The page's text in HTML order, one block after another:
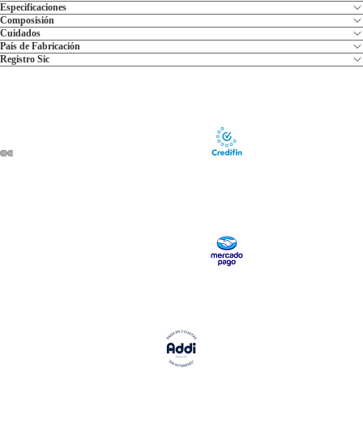
Especificaciones
Composisión
Cuidados
País de Fabricación
Registro Sic